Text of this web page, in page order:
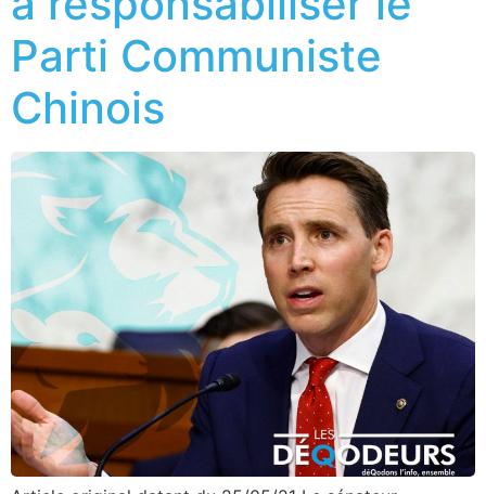
Parti Communiste
Chinois